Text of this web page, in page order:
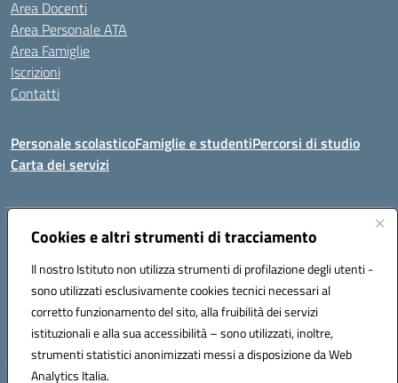
Cookies e altri strumenti di tracciamento
Il nostro Istituto non utilizza strumenti di profilazione degli utenti -
sono utilizzati esclusivamente cookies tecnici necessari al
corretto funzionamento del sito, alla fruibilità dei servizi
istituzionali e alla sua accessibilità – sono utilizzati, inoltre,
strumenti statistici anonimizzati messi a disposizione da Web
Analytics Italia.
Area Docenti
Area Personale ATA
Area Famiglie
Iscrizioni
Contatti
Personale scolasticoFamiglie e studentiPercorsi di studio
Carta dei servizi
Indirizzo:Via Medaglie d'Oro, 27 – 81100 Caserta
Posta elettronica certificata (PEC):CEIC8BB00X@pec.istruzione.it
Codice fiscale: 93117030614
Codice meccanografico: CEIC8BB00X